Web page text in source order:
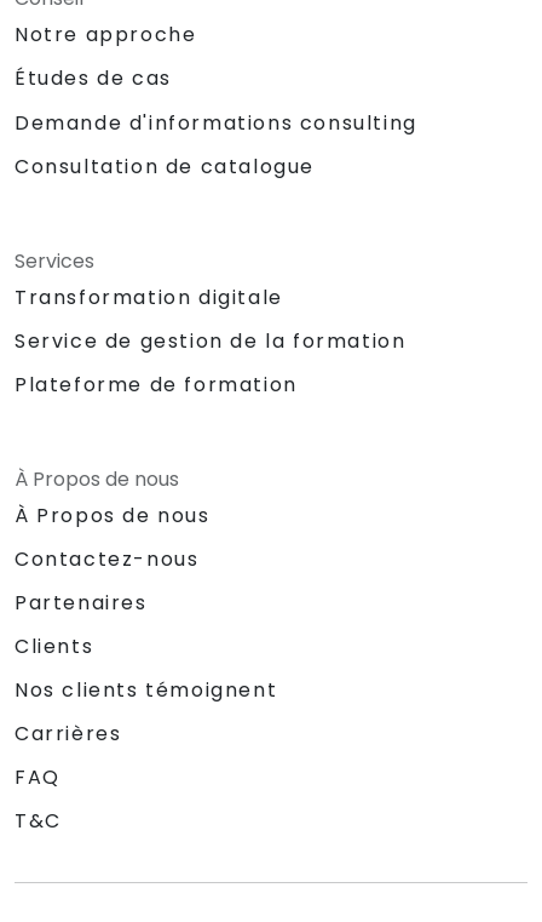
Notre approche
Études de cas
Demande d'informations consulting
Consultation de catalogue
Services
Transformation digitale
Service de gestion de la formation
Plateforme de formation
À Propos de nous
À Propos de nous
Contactez-nous
Partenaires
Clients
Nos clients témoignent
Carrières
FAQ
T&C